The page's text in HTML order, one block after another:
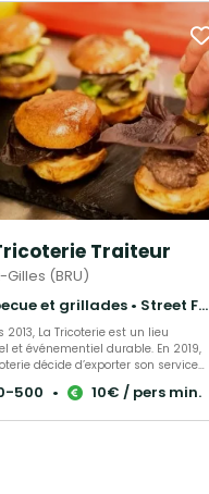
Traiteur
Gilles (BRU)
Barbecue et grillades • Street Food • Cuisine régionale
2013, La Tricoterie est un lieu
événementiel durable. En 2019,
décide d’exporter son service
Durable à travers toute la Belgique,
une cuisine saine, généreuse,
500 • 10€ / pers min.